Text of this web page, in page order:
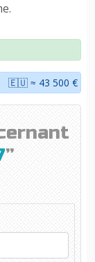
🇪🇺 ≈ 43 500 €
”